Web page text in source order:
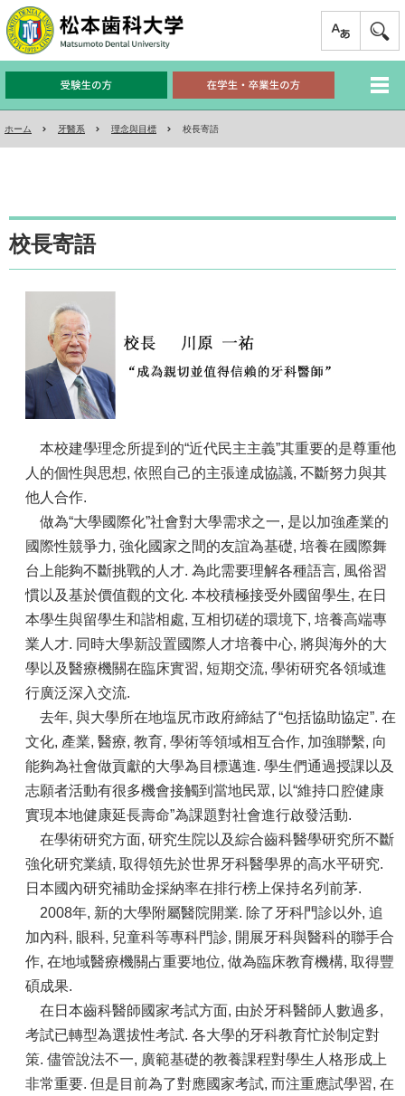
ホーム 牙醫系 理念與目標 校長寄語
校長寄語
本校建學理念所提到的“近代民主主義”其重要的是尊重他
人的個性與思想, 依照自己的主張達成協議, 不斷努力與其
他人合作.
做為“大學國際化”社會對大學需求之一, 是以加強產業的
國際性競爭力, 強化國家之間的友誼為基礎, 培養在國際舞
台上能夠不斷挑戰的人才. 為此需要理解各種語言, 風俗習
慣以及基於價值觀的文化. 本校積極接受外國留學生, 在日
本學生與留學生和諧相處, 互相切磋的環境下, 培養高端專
業人才. 同時大學新設置國際人才培養中心, 將與海外的大
學以及醫療機關在臨床實習, 短期交流, 學術研究各領域進
行廣泛深入交流.
去年, 與大學所在地塩尻市政府締結了“包括協助協定”. 在
文化, 產業, 醫療, 教育, 學術等領域相互合作, 加強聯繫, 向
能夠為社會做貢獻的大學為目標邁進. 學生們通過授課以及
志願者活動有很多機會接觸到當地民眾, 以“維持口腔健康
實現本地健康延長壽命”為課題對社會進行啟發活動.
在學術研究方面, 研究生院以及綜合齒科醫學研究所不斷
強化研究業績, 取得領先於世界牙科醫學界的高水平研究.
日本國內研究補助金採納率在排行榜上保持名列前茅.
2008年, 新的大學附屬醫院開業. 除了牙科門診以外, 追
加內科, 眼科, 兒童科等專科門診, 開展牙科與醫科的聯手合
作, 在地域醫療機關占重要地位, 做為臨床教育機構, 取得豐
碩成果.
在日本齒科醫師國家考試方面, 由於牙科醫師人數過多,
考試已轉型為選拔性考試. 各大學的牙科教育忙於制定對
策. 儘管說法不一, 廣範基礎的教養課程對學生人格形成上
非常重要. 但是目前為了對應國家考試, 而注重應試學習, 在